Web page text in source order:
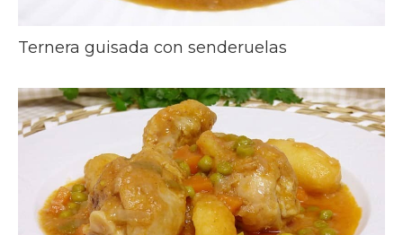
Ternera guisada con senderuelas